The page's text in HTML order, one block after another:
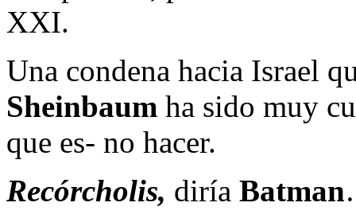
XXI.
Una condena hacia Israel
Sheinbaum ha sido muy
que es- no hacer.
Recórcholis, diría Batman